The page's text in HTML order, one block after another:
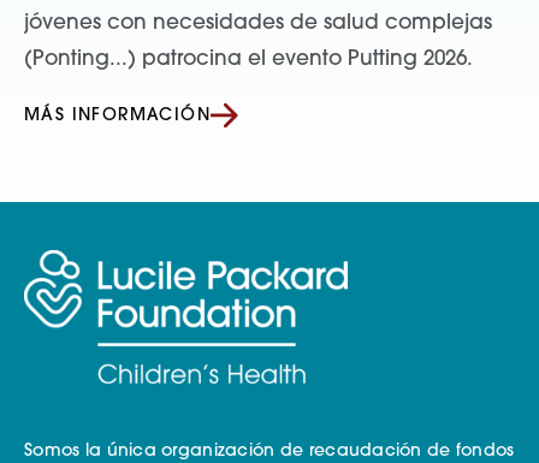
jóvenes con necesidades de salud complejas
(Ponting...) patrocina el evento Putting 2026.
MÁS INFORMACIÓN
Somos la única organización de recaudación de fondos